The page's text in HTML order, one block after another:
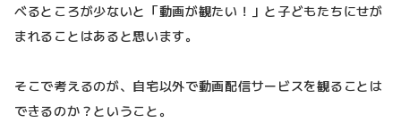
べるところが少ないと「動画が観たい！」と子どもたちにせが
まれることはあると思います。
そこで考えるのが、自宅以外で動画配信サービスを観ることは
できるのか？ということ。